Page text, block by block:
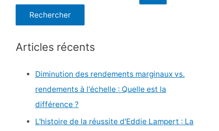
e
e
Articles récents
Diminution des rendements marginaux vs.
rendements à l'échelle : Quelle est la
différence ?
L'histoire de la réussite d'Eddie Lampert : La